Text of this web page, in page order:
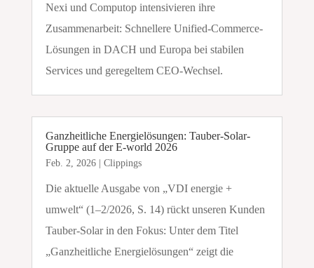
Nexi und Computop intensivieren ihre
Zusammenarbeit: Schnellere Unified-Commerce-
Lösungen in DACH und Europa bei stabilen
Services und geregeltem CEO-Wechsel.
Ganzheitliche Energielösungen: Tauber-Solar-
Gruppe auf der E-world 2026
Feb. 2, 2026| Clippings
Die aktuelle Ausgabe von „VDI energie +
umwelt“ (1–2/2026, S. 14) rückt unseren Kunden
Tauber-Solar in den Fokus: Unter dem Titel
„Ganzheitliche Energielösungen“ zeigt die